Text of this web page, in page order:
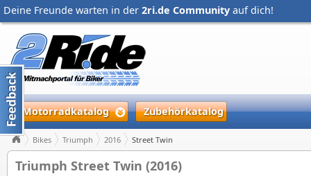
Deine Freunde warten in der 2ri.de Community auf dich!
Motorradkatalog Zubehörkatalog
Bikes Triumph 2016 Street Twin
Triumph Street Twin (2016)